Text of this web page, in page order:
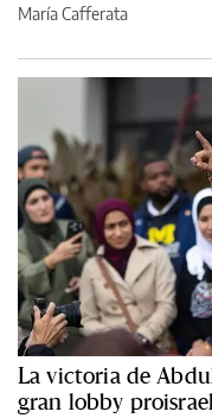
María Cafferata
La victoria de
gran lobby